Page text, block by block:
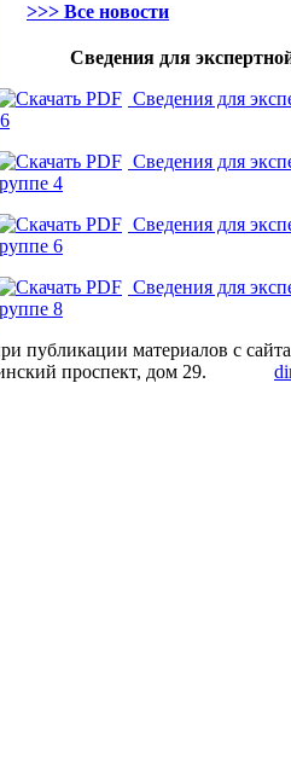
>>> Все новости
Сведения для
Сведения для
Сведения для
4
Сведения для
6
Сведения для
8
материалов с сайта
проспект, дом 29.